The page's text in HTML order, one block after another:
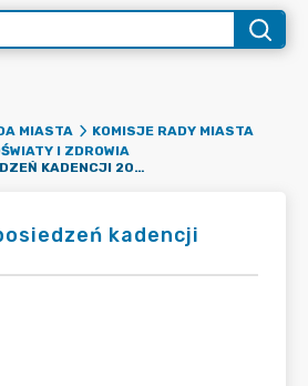
MIASTA
KOMISJE RADY MIASTA
I ZDROWIA
PROTOKOŁY Z POSIEDZEŃ KADENCJI 2024-2029
kadencji